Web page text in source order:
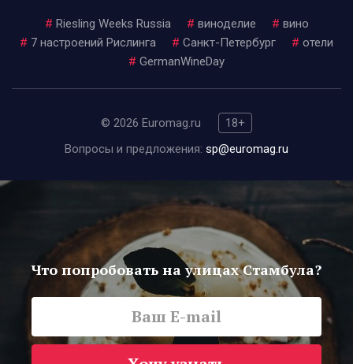
# Riesling Weeks Russia # виноделие # вино
# 7 настроений Рислинга # Санкт-Петербург # отели
# GermanWineDay
© 2026 Euromag.ru
18+
Вопросы и предложения: sp@euromag.ru
Что попробовать на улицах Стамбула?